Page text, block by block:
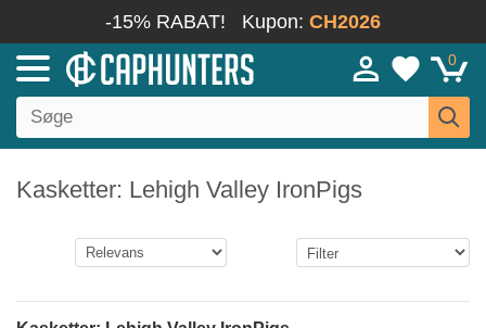
-15% RABAT! Kupon: CH2026
0
Kasketter: Lehigh Valley IronPigs